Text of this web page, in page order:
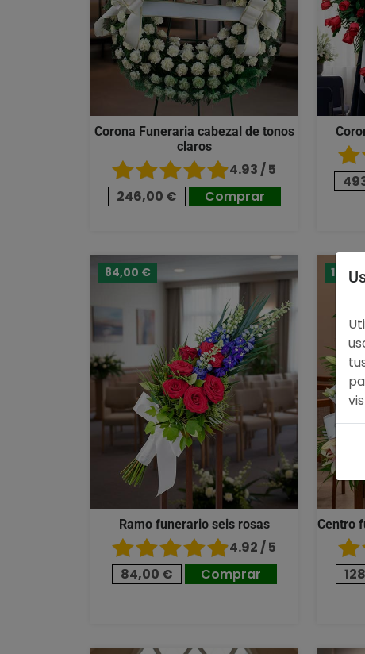
Corona Funeraria cabezal de tonos
claros
4.93 / 5
246,00 €
Comprar
84,00 €
Ramo funerario seis rosas
4.92 / 5
84,00 €
Comprar
Centro